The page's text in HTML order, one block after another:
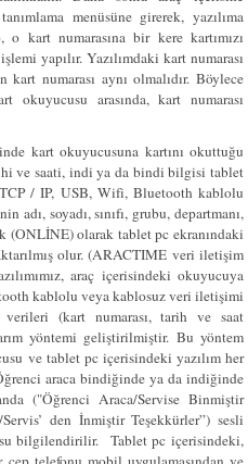
menüsüne girerek, yazılıma
o kart numarasına bir kere kartımızı
yapılır. Yazılımdaki kart numarası
numarası aynı olmalıdır. Böylece
arasında, kart numarası
kart okuyucusuna kartını okuttuğu
ve saati, indi ya da bindi bilgisi tablet
/ IP, USB, Wifi, Bluetooth kablolu
soyadı, sınıfı, grubu, departmanı,
(ONLİNE) olarak tablet pc ekranındaki
olur. (ARACTIME veri iletişim
araç içerisindeki okuyucuya
kablolu veya kablosuz veri iletişimi
(kart numarası, tarih ve saat
yöntemi geliştirilmiştir. Bu yöntem
ve tablet pc içerisindeki yazılım her
araca bindiğinde ya da indiğinde
("Öğrenci Araca/Servise Binmiştir
den İnmiştir Teşekkürler”) sesli
bilgilendirilir. Tablet pc içerisindeki,